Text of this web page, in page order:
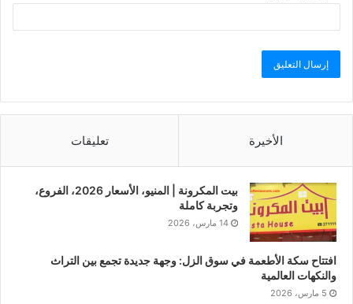
الأخيرة تعليقات
بيت المكرونة | المنيو، الأسعار 2026، الفروع،
وتجربة كاملة
14 مارس، 2026
افتتاح سكة الأطعمة في سوق الزل: وجهة جديدة تجمع بين التراث
والنكهات العالمية
5 مارس، 2026